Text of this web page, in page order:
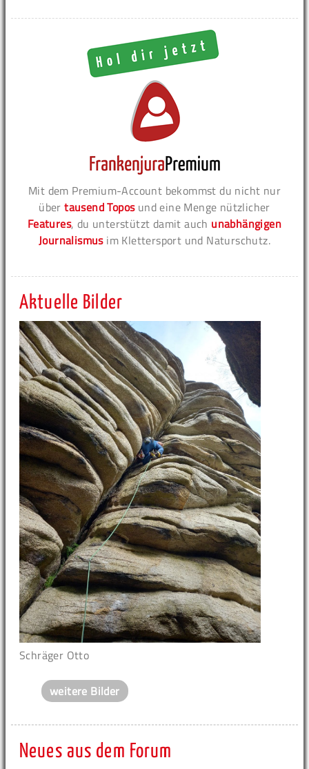
Mit dem Premium-Account bekommst du nicht nur
übertausend Toposund eine Menge nützlicher
Features, du unterstützt damit auch unabhängigen
Journalismusim Klettersport und Naturschutz.
Aktuelle Bilder
Schräger Otto
weitere Bilder
Neues aus dem Forum